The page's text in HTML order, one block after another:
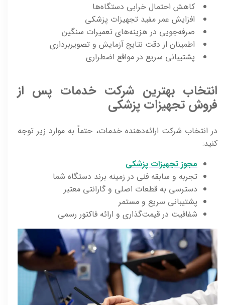
کاهش احتمال خرابی دستگاه‌ها
افزایش عمر مفید تجهیزات پزشکی
صرفه‌جویی در هزینه‌های تعمیرات سنگین
اطمینان از دقت نتایج آزمایش و تصویربرداری
پشتیبانی سریع در مواقع اضطراری
انتخاب بهترین شرکت خدمات پس از
فروش تجهیزات پزشکی
در انتخاب شرکت ارائه‌دهنده خدمات، حتماً به موارد زیر توجه
کنید:
مجوز تجهیزات پزشکی
تجربه و سابقه فنی در زمینه برند دستگاه شما
دسترسی به قطعات اصلی و گارانتی معتبر
پشتیبانی سریع و مستمر
شفافیت در قیمت‌گذاری و ارائه فاکتور رسمی